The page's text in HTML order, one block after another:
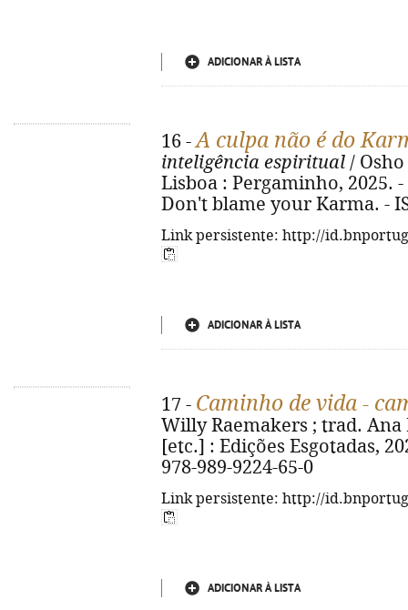
ADICIONAR À LISTA
16 -A culpa não é do
inteligência espiritual /
Lisboa : Pergaminho, 2025.
Don't blame your Karma. -
Link persistente: http://
ADICIONAR À LISTA
17 - Caminho de vida -
Willy Raemakers ; trad.
[etc.] : Edições Esgotadas,
978-989-9224-65-0
Link persistente: http://
ADICIONAR À LISTA